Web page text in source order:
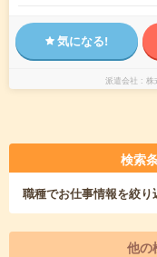
気になる!
派遣会社 株
検索
職種でお仕事情報を絞り
他の